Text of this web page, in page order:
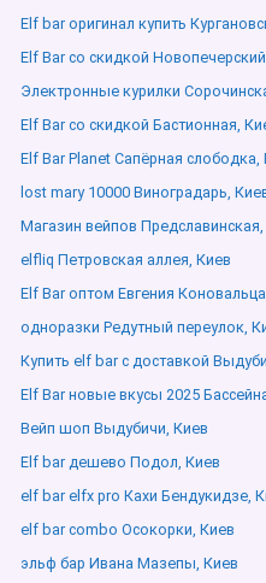
Elf bar оригинал купить
Elf Bar со скидкой
Электронные курилки
Elf Bar со скидкой Бастионная,
Elf Bar Planet Сапёрная слободка,
lost mary 10000 Виноградарь,
Магазин вейпов
elfliq Петровская аллея, Киев
Elf Bar оптом Евгения
одноразки Редутный переулок,
Купить elf bar с доставкой
Elf Bar новые вкусы 2025
Вейп шоп Выдубичи, Киев
Elf bar дешево Подол, Киев
elf bar elfx pro Кахи Бендукидзе,
elf bar combo Осокорки, Киев
эльф бар Ивана Мазепы, Киев